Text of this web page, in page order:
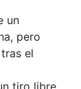
un
pero
el
tiro libre